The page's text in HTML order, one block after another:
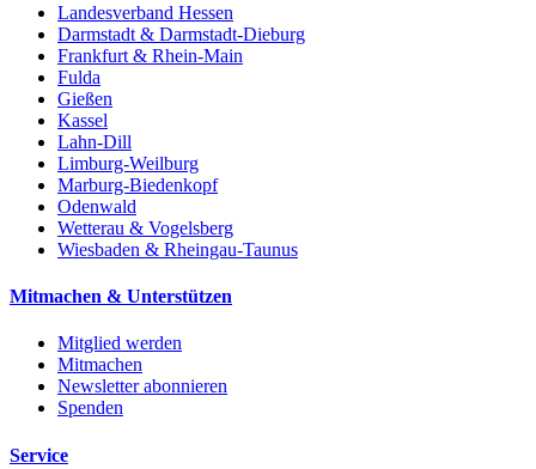
Landesverband Hessen
Darmstadt & Darmstadt-Dieburg
Frankfurt & Rhein-Main
Fulda
Gießen
Kassel
Lahn-Dill
Limburg-Weilburg
Marburg-Biedenkopf
Odenwald
Wetterau & Vogelsberg
Wiesbaden & Rheingau-Taunus
Mitmachen & Unterstützen
Mitglied werden
Mitmachen
Newsletter abonnieren
Spenden
Service